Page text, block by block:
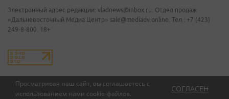
Просматривая наш сайт, вы соглашаетесь с
использованием нами cookie-файлов.
СОГЛАСЕН
Электронный адрес редакции: vladnews@inbox.ru. Отдел продаж
«Дальневосточный Медиа Центр» sale@mediadv.online. Тел.: +7 (423)
249-8-800. 18+